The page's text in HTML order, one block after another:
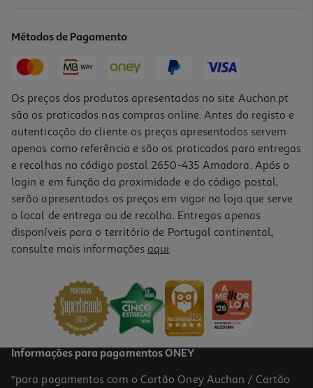
4.6
Ração Para Cão Auchan Moles Rico Em Vaca Fresca E Cenoura
Métodos de Pagamento
Os preços dos produtos apresentados no site Auchan.pt
são os praticados nas compras online. Antes do registo e
autenticação do cliente os preços apresentados servem
apenas como referência e são os praticados para entregas
e recolhas no código postal 2650-435 Amadora. Após o
login e em função da proximidade e do código postal,
serão apresentados os preços em vigor na loja que serve
o local de entrega ou de recolha. Entregas apenas
disponíveis para o território de Portugal continental,
consulte mais informações aqui.
Informações para pagamentos ONEY
*para pagamentos com o Cartão Oney Auchan / Cartão